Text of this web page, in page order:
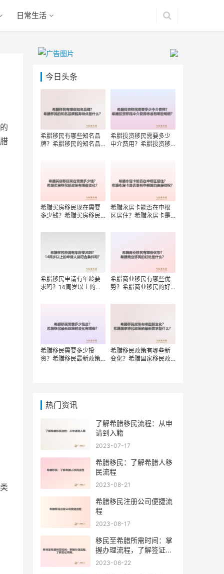
日常生活
今日头条
希腊移民有哪些知名品
牌？希腊移民的知名品
希腊投资移民需要多少
中介费用？希腊投资移
希腊买房移民现在需要
多少钱？希腊买房移民
希腊永居卡能否在申根
区居住？希腊永居卡是
希腊移民申请有年龄要
求吗？14周岁以上的申
希腊商业移民有哪些优
势？希腊商业移民的好
希腊移民需要多少投
资？希腊移民最新政策
希腊移民政策有哪些新
变化？希腊国家移民政
热门资讯
了解希腊移民流程：从申
请到入籍
2023-07-17
希腊移民：了解希腊人移
民流程
2023-08-21
希腊移民注册公司便捷流
程
2023-08-17
移民至希腊所需时间：掌
握办理流程，了解签证周
期。
2023-06-22